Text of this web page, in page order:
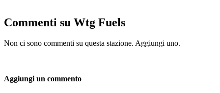
Commenti su Wtg Fuels
Non ci sono commenti su questa stazione. Aggiungi uno.
Aggiungi un commento